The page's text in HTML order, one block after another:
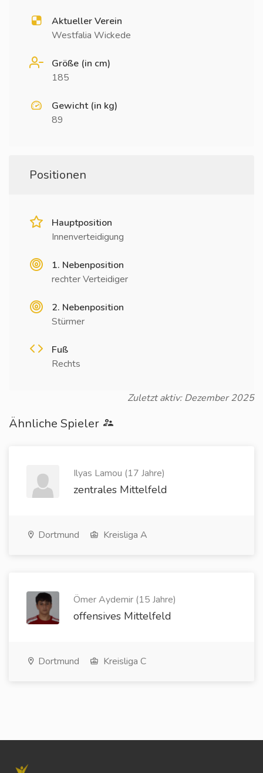
Aktueller Verein
Westfalia Wickede
Größe (in cm)
185
Gewicht (in kg)
89
Positionen
Hauptposition
Innenverteidigung
1. Nebenposition
rechter Verteidiger
2. Nebenposition
Stürmer
Fuß
Rechts
Zuletzt aktiv: Dezember 2025
Ähnliche Spieler
Ilyas Lamou (17 Jahre)
zentrales Mittelfeld
Dortmund Kreisliga A
Ömer Aydemir (15 Jahre)
offensives Mittelfeld
Dortmund Kreisliga C